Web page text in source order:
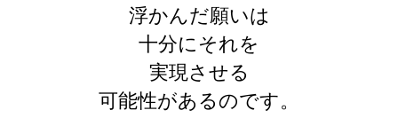
浮かんだ願いは
十分にそれを
実現させる
可能性があるのです。